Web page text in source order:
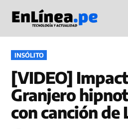
contenido
en
PUBLICADO
EN
INSÓLITO
[VIDEO]
Granjero
con canción de